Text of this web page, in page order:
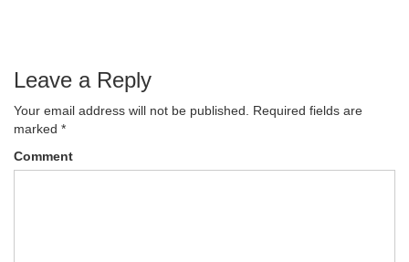
Leave a Reply
Your email address will not be published.
Required fields are
marked *
Comment